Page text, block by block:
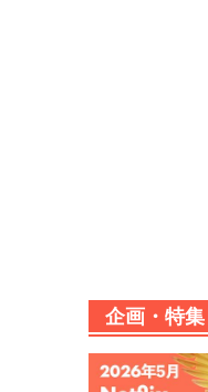
企画・特集